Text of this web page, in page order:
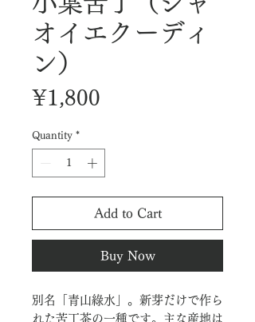
オイエクーディ
ン）
¥1,800
Quantity *
Add to Cart
Buy Now
別名「青山綠水」。新芽だけで作ら
れた苦丁茶の一種です。主な産地は